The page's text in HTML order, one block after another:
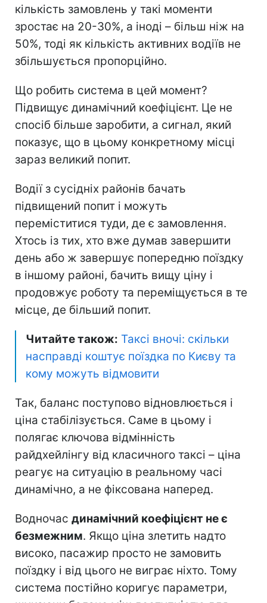
кількість замовлень у такі моменти
зростає на 20-30%, а іноді – більш ніж на
50%, тоді як кількість активних водіїв не
збільшується пропорційно.
Що робить система в цей момент?
Підвищує динамічний коефіцієнт. Це не
спосіб більше заробити, а сигнал, який
показує, що в цьому конкретному місці
зараз великий попит.
Водії з сусідніх районів бачать
підвищений попит і можуть
переміститися туди, де є замовлення.
Хтось із тих, хто вже думав завершити
день або ж завершує попередню поїздку
в іншому районі, бачить вищу ціну і
продовжує роботу та переміщується в те
місце, де більший попит.
Читайте також: Таксі вночі: скільки
насправді коштує поїздка по Києву та
кому можуть відмовити
Так, баланс поступово відновлюється і
ціна стабілізується. Саме в цьому і
полягає ключова відмінність
райдхейлінгу від класичного таксі – ціна
реагує на ситуацію в реальному часі
динамічно, а не фіксована наперед.
Водночас динамічний коефіцієнт не є
безмежним. Якщо ціна злетить надто
високо, пасажир просто не замовить
поїздку і від цього не виграє ніхто. Тому
система постійно коригує параметри,